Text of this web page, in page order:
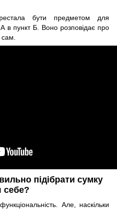
бути предметом для
в пункт Б. Воно розповідає про
підібрати сумку
себе?
Але, наскільки